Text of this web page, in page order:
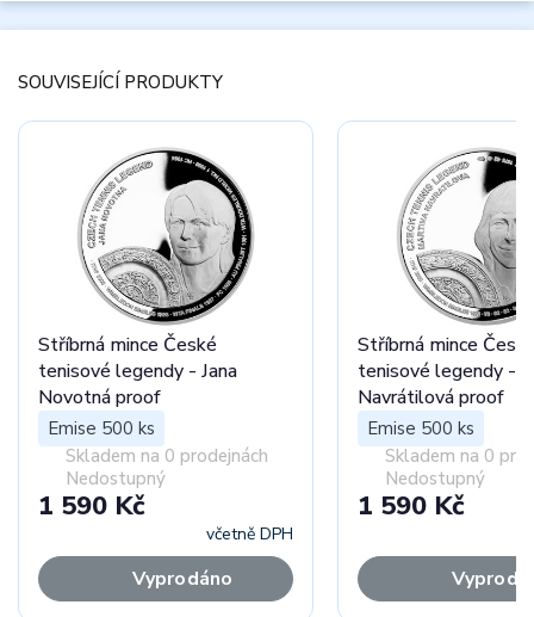
SOUVISEJÍCÍ PRODUKTY
Stříbrná mince České
tenisové legendy - Jana
Novotná proof
Emise 500 ks
Skladem na 0 prodejnách
Nedostupný
1 590 Kč
včetně DPH
Vyprodáno
Stříbrná mince
tenisové legendy -
Navrátilová proof
Emise 500 ks
Skladem na 0
Nedostupný
1 590 Kč